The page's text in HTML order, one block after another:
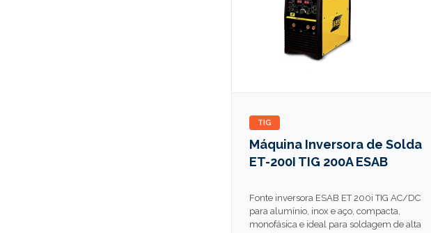
TIG
Máquina Inversora de Solda
ET-200I TIG 200A ESAB
Fonte inversora ESAB ET 200i TIG AC/DC
para alumínio, inox e aço, compacta,
monofásica e ideal para soldagem de alta